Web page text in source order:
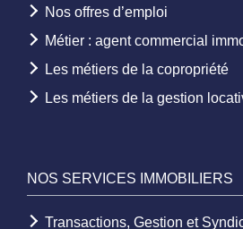
Nos offres d’emploi
Métier : agent commercial
Les métiers de la copropriété
Les métiers de la gestion
NOS SERVICES IMMOBILIERS
Transactions, Gestion et